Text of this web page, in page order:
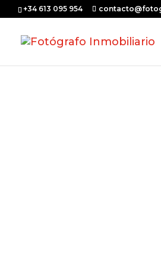
+34 613 095 954